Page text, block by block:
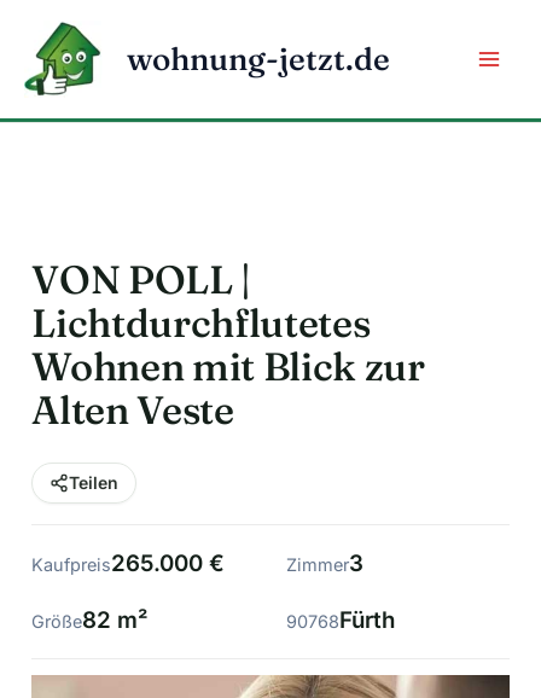
Inhalt
springen
wohnung-jetzt.de
VON POLL |
Lichtdurchflutetes
Wohnen mit Blick zur
Alten Veste
Teilen
Kaufpreis265.000 € Zimmer3
Größe82 m² 90768Fürth